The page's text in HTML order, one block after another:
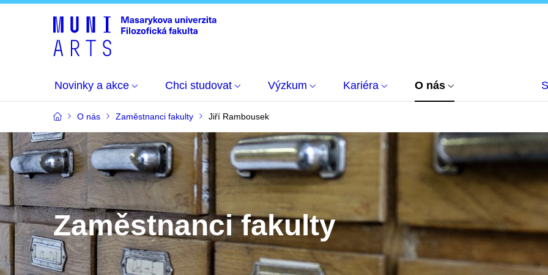
Novinky a akce Chci studovat Výzkum Kariéra O nás
O nás Zaměstnanci fakulty Jiří Rambousek
Zaměstnanci fakulty